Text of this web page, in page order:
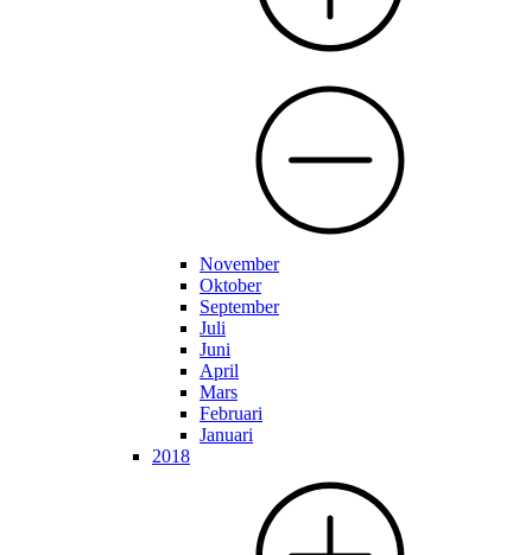
November
Oktober
September
Juli
Juni
April
Mars
Februari
Januari
2018